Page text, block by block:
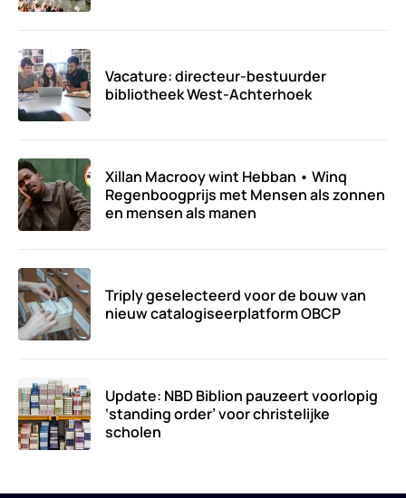
Vacature: directeur-bestuurder
bibliotheek West-Achterhoek
Xillan Macrooy wint Hebban • Winq
Regenboogprijs met Mensen als zonnen
en mensen als manen
Triply geselecteerd voor de bouw van
nieuw catalogiseerplatform OBCP
Update: NBD Biblion pauzeert voorlopig
‘standing order’ voor christelijke
scholen